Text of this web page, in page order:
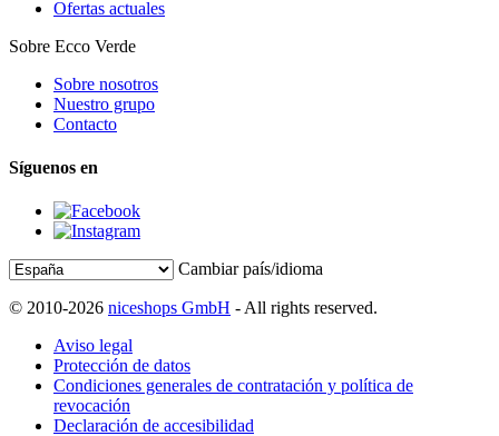
Ofertas actuales
Sobre Ecco Verde
Sobre nosotros
Nuestro grupo
Contacto
Síguenos en
Cambiar país/idioma
© 2010-2026 niceshops GmbH - All rights reserved.
Aviso legal
Protección de datos
Condiciones generales de contratación y política de
revocación
Declaración de accesibilidad